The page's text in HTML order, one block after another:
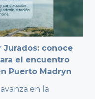
Jurados: conoce
el encuentro
Puerto Madryn
en la